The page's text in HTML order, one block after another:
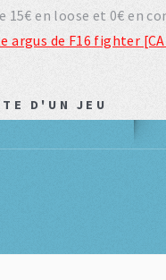
15€ en loose et 0€ en
argus de F16 fighter
D'UN JEU